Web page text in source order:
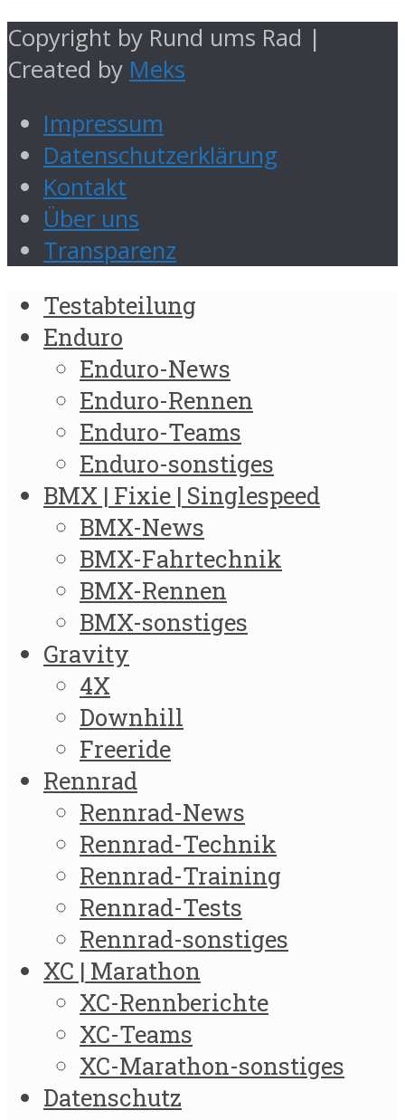
Copyright by Rund ums Rad |
Created by Meks
Impressum
Datenschutzerklärung
Kontakt
Über uns
Transparenz
Testabteilung
Enduro
Enduro-News
Enduro-Rennen
Enduro-Teams
Enduro-sonstiges
BMX | Fixie | Singlespeed
BMX-News
BMX-Fahrtechnik
BMX-Rennen
BMX-sonstiges
Gravity
4X
Downhill
Freeride
Rennrad
Rennrad-News
Rennrad-Technik
Rennrad-Training
Rennrad-Tests
Rennrad-sonstiges
XC | Marathon
XC-Rennberichte
XC-Teams
XC-Marathon-sonstiges
Datenschutz